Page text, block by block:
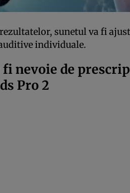
rezultatelor, sunetul va fi
individuale.
fi nevoie de
Pro 2